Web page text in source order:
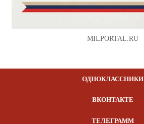
MILPORTAL.RU
ОДНОКЛАССНИКИ
ВКОНТАКТЕ
ТЕЛЕГРАММ